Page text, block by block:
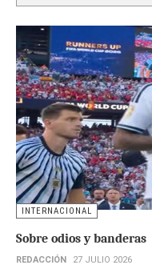
INTERNACIONAL
Sobre odios y banderas
REDACCIÓN 27 JULIO 2026